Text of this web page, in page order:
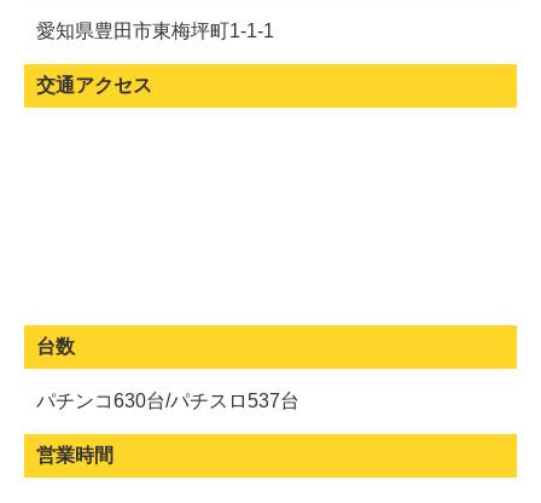
愛知県豊田市東梅坪町1-1-1
交通アクセス
台数
パチンコ630台/パチスロ537台
営業時間